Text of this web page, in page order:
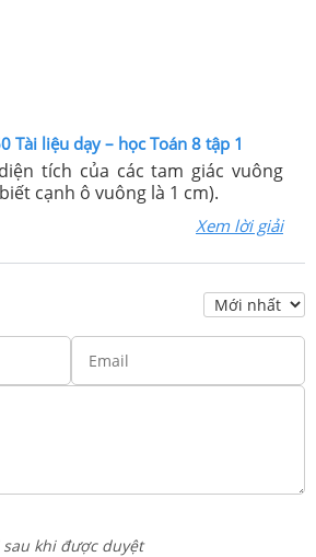
Tài liệu dạy – học Toán 8 tập 1
tích của các tam giác vuông
cạnh ô vuông là 1 cm).
Xem lời giải
khi được duyệt